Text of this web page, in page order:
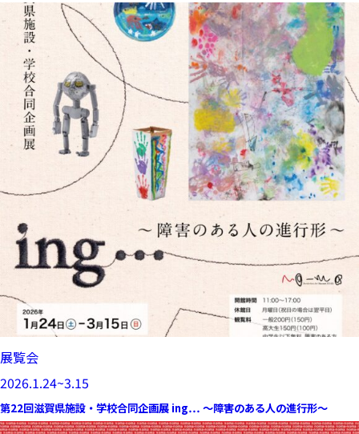
展覧会
2026.1.24~3.15
第22回滋賀県施設・学校合同企画展 ing… ～障害のある人の進行形～